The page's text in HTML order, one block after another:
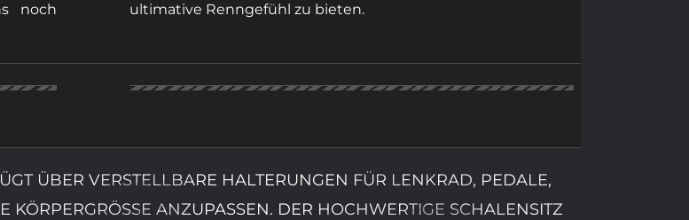
noch
ultimative Renngefühl zu bieten.
ÜBER VERSTELLBARE HALTERUNGEN FÜR LENKRAD, PEDALE,
ANZUPASSEN. DER HOCHWERTIGE SCHALENSITZ M